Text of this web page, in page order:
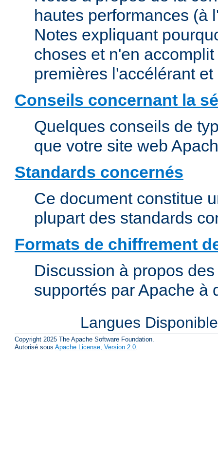
hautes performances (à
Notes expliquant
choses et n'en
premières l'accélérant
Conseils concernant la
Quelques conseils de
que votre site web
Standards concernés
Ce document constitue
plupart des standards
Formats de chiffrement
Discussion à propos
supportés par Apache à
Langues
Copyright 2025 The Apache Software Foundation.
Autorisé sous Apache License, Version 2.0